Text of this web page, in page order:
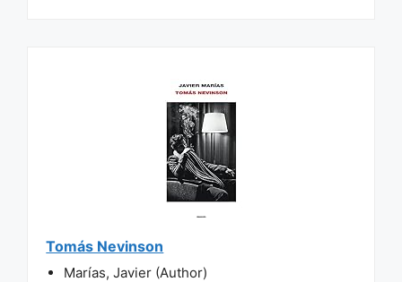
Tomás Nevinson
Marías, Javier (Author)